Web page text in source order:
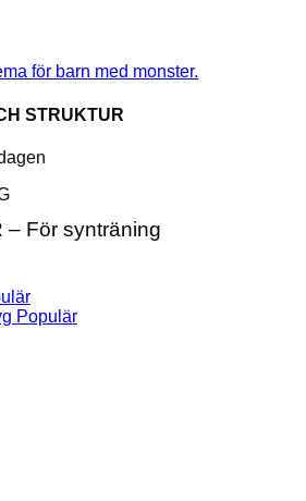
STRUKTUR
– För synträning